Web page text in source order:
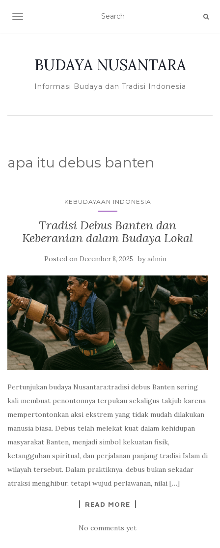
TOGGLE NAVIGATION
BUDAYA NUSANTARA
Informasi Budaya dan Tradisi Indonesia
apa itu debus banten
KEBUDAYAAN INDONESIA
Tradisi Debus Banten dan
Keberanian dalam Budaya Lokal
Posted on December 8, 2025 byadmin
Pertunjukan budaya Nusantara:tradisi debus Banten sering
kali membuat penontonnya terpukau sekaligus takjub karena
mempertontonkan aksi ekstrem yang tidak mudah dilakukan
manusia biasa. Debus telah melekat kuat dalam kehidupan
masyarakat Banten, menjadi simbol kekuatan fisik,
ketangguhan spiritual, dan perjalanan panjang tradisi Islam di
wilayah tersebut. Dalam praktiknya, debus bukan sekadar
atraksi menghibur, tetapi wujud perlawanan, nilai […]
READ MORE
No comments yet